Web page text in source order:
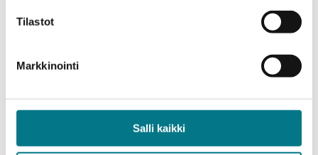
Tilastot
Markkinointi
Salli kaikki
osaamisalueisiin, kuten peliohjelmointiin, -grafiikkaan
olemme käynnistäneet Technical Artist -
kertoo Korhonen.
Peliala on kansainvälinen ala, jonka työkieli on myös